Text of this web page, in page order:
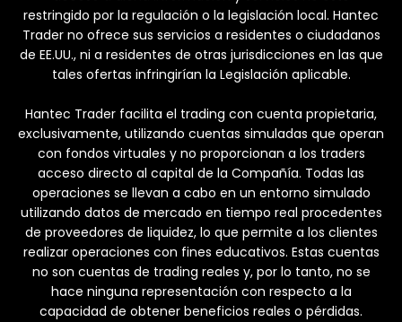
restringido por la regulación o la legislación local. Hantec
Trader no ofrece sus servicios a residentes o ciudadanos
de EE.UU., ni a residentes de otras jurisdicciones en las que
tales ofertas infringirían la Legislación aplicable.
Hantec Trader facilita el trading con cuenta propietaria,
exclusivamente, utilizando cuentas simuladas que operan
con fondos virtuales y no proporcionan a los traders
acceso directo al capital de la Compañía. Todas las
operaciones se llevan a cabo en un entorno simulado
utilizando datos de mercado en tiempo real procedentes
de proveedores de liquidez, lo que permite a los clientes
realizar operaciones con fines educativos. Estas cuentas
no son cuentas de trading reales y, por lo tanto, no se
hace ninguna representación con respecto a la
capacidad de obtener beneficios reales o pérdidas.